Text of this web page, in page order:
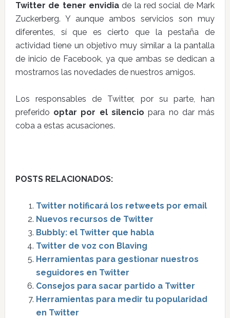
Twitter de tener envidiade la red social de Mark
Zuckerberg. Y aunque ambos servicios son muy
diferentes, sí que es cierto que la pestaña de
actividad tiene un objetivo muy similar a la pantalla
de inicio de Facebook, ya que ambas se dedican a
mostrarnos las novedades de nuestros amigos.
Los responsables de Twitter, por su parte, han
preferido optar por el silencio para no dar más
coba a estas acusaciones.
POSTS RELACIONADOS:
Twitter notificará los retweets por email
Nuevos recursos de Twitter
Bubbly: el Twitter que habla
Twitter de voz con Blaving
Herramientas para gestionar nuestros
seguidores en Twitter
Consejos para sacar partido a Twitter
Herramientas para medir tu popularidad
en Twitter